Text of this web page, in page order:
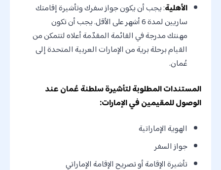
الأهلية: يجب أن يكون جواز سفرك وتأشيرة إقامتك
ساريين لمدة 6 أشهر على الأقل. يجب أن تكون
مهنتك مدرجة في القائمة المقدّمة أعلاه لتتمكن من
القيام برحلة برية من الإمارات العربية المتحدة إلى
عُمان.
المستندات المطلوبة لتأشيرة سلطنة عُمان عند
الوصول للمقيمين في الإمارات:
الهوية الإماراتية
جواز السفر
تأشيرة الإقامة أو تصريح الإقامة الإماراتي